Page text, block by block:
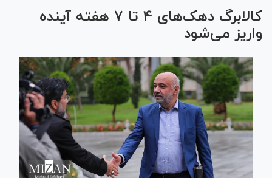
کالابرگ دهک‌های ۴ تا ۷ هفته آینده
واریز می‌شود